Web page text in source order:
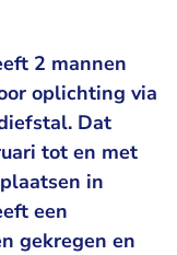
2 mannen
oplichting via
Dat
tot en met
in
een
gekregen en